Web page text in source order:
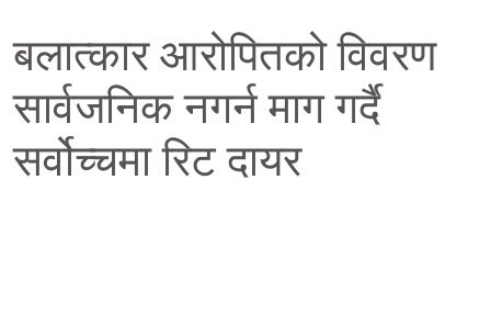
बलात्कार आरोपितको विवरण
सार्वजनिक नगर्न माग गर्दै
सर्वोच्चमा रिट दायर